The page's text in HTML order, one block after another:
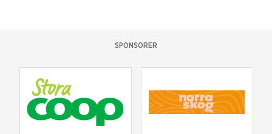
SPONSORER